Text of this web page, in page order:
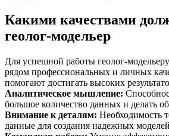
Какими качествами
геолог-модельер
Для успешной работы геолог-
рядом профессиональных и личных
помогают достигать высоких
Аналитическое мышление:
большое количество данных и делать
Внимание к деталям: Необходимость
данные для создания надежных